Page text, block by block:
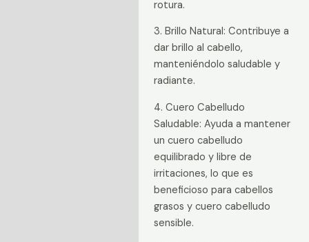
rotura.
3. Brillo Natural: Contribuye a
dar brillo al cabello,
manteniéndolo saludable y
radiante.
4. Cuero Cabelludo
Saludable: Ayuda a mantener
un cuero cabelludo
equilibrado y libre de
irritaciones, lo que es
beneficioso para cabellos
grasos y cuero cabelludo
sensible.